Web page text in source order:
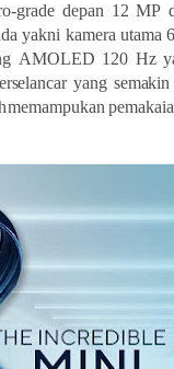
grade depan 12 MP
yakni kamera utama
AMOLED 120 Hz
yang semakin
memampukan